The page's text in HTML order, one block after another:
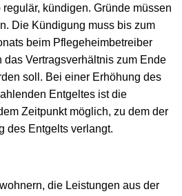
kündigen. Gründe müssen
Die Kündigung muss bis zum
beim Pflegeheimbetreiber
Vertragsverhältnis zum Ende
soll. Bei einer Erhöhung des
Entgeltes ist die
Zeitpunkt möglich, zu dem der
des Entgelts verlangt.
die Leistungen aus der